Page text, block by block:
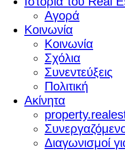
Αγορά
Κοινωνία
Κοινωνία
Σχόλια
Συνεντεύξεις
Πολιτική
Ακίνητα
Διαγωνισμοί